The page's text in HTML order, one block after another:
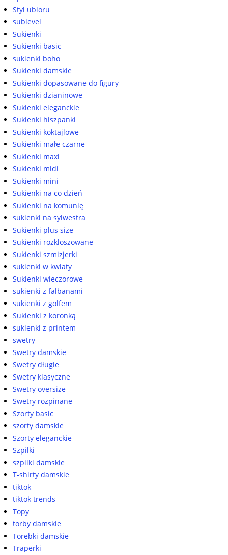
Styl ubioru
sublevel
Sukienki
Sukienki basic
sukienki boho
Sukienki damskie
Sukienki dopasowane do figury
Sukienki dzianinowe
Sukienki eleganckie
Sukienki hiszpanki
Sukienki koktajlowe
Sukienki małe czarne
Sukienki maxi
Sukienki midi
Sukienki mini
Sukienki na co dzień
Sukienki na komunię
sukienki na sylwestra
Sukienki plus size
Sukienki rozkloszowane
Sukienki szmizjerki
sukienki w kwiaty
Sukienki wieczorowe
sukienki z falbanami
sukienki z golfem
Sukienki z koronką
sukienki z printem
swetry
Swetry damskie
Swetry długie
Swetry klasyczne
Swetry oversize
Swetry rozpinane
Szorty basic
szorty damskie
Szorty eleganckie
Szpilki
szpilki damskie
T-shirty damskie
tiktok
tiktok trends
Topy
torby damskie
Torebki damskie
Traperki